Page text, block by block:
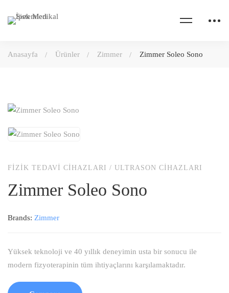
Anasayfa Ürünler Zimmer Zimmer Soleo Sono
FIZIK TEDAVI CIHAZLARI / ULTRASON CIHAZLARI
Zimmer Soleo Sono
Brands: Zimmer
Yüksek teknoloji ve 40 yıllık deneyimin usta bir sonucu ile
modern fizyoterapinin tüm ihtiyaçlarını karşılamaktadır.